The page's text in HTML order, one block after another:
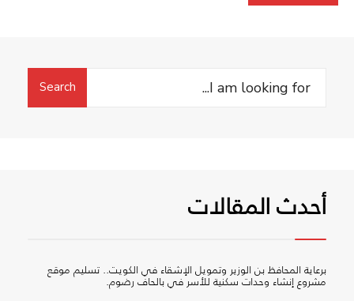
Search
Search
أحدث المقالات
برعاية المحافظ بن الوزير وتمويل الإشقاء في الكويت.. تسليم موقع
مشروع إنشاء وحدات سكنية للأسر في بالحاف رضوم.